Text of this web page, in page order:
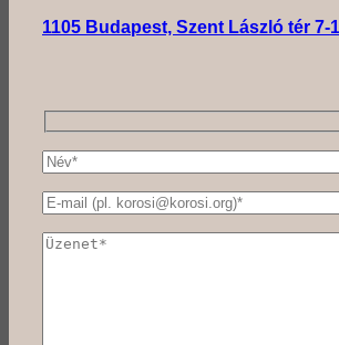
1105 Budapest, Szent László tér 7-